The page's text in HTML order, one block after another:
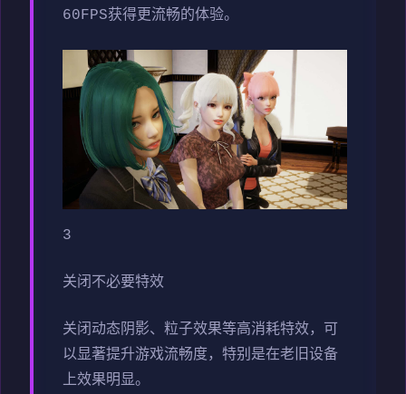
60FPS获得更流畅的体验。
3
关闭不必要特效
关闭动态阴影、粒子效果等高消耗特效，可
以显著提升游戏流畅度，特别是在老旧设备
上效果明显。